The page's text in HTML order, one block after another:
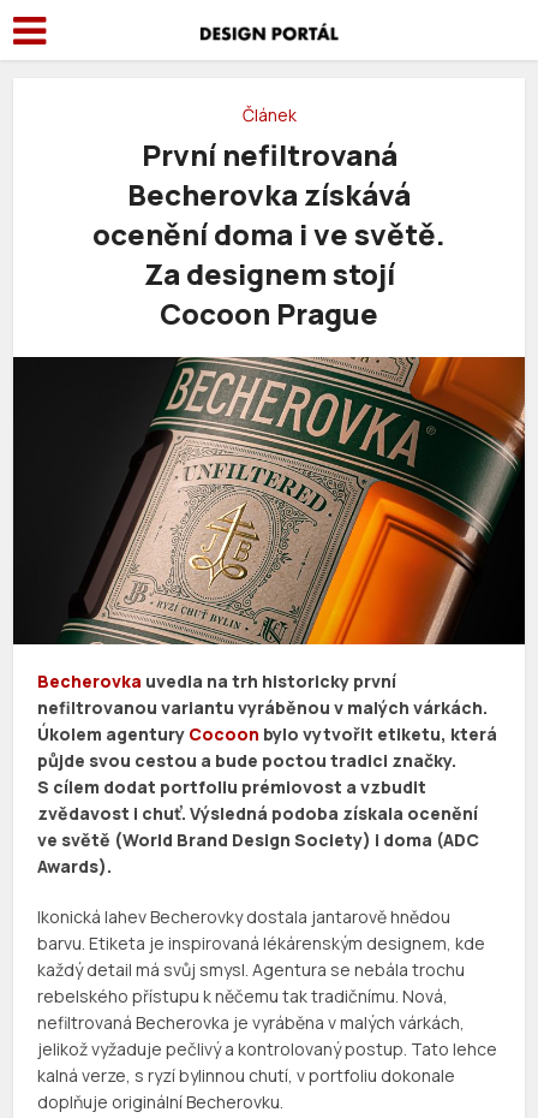
Článek
První nefiltrovaná
Becherovka získává
ocenění doma i ve světě.
Za designem stojí
Cocoon Prague
Becherovka uvedla na trh historicky první
nefiltrovanou variantu vyráběnou v malých várkách.
Úkolem agentury Cocoon bylo vytvořit etiketu, která
půjde svou cestou a bude poctou tradici značky.
S cílem dodat portfoliu prémiovost a vzbudit
zvědavost i chuť. Výsledná podoba získala ocenění
ve světě (World Brand Design Society) i doma (ADC
Awards).
Ikonická lahev Becherovky dostala jantarově hnědou
barvu. Etiketa je inspirovaná lékárenským designem, kde
každý detail má svůj smysl. Agentura se nebála trochu
rebelského přístupu k něčemu tak tradičnímu. Nová,
nefiltrovaná Becherovka je vyráběna v malých várkách,
jelikož vyžaduje pečlivý a kontrolovaný postup. Tato lehce
kalná verze, s ryzí bylinnou chutí, v portfoliu dokonale
doplňuje originální Becherovku.